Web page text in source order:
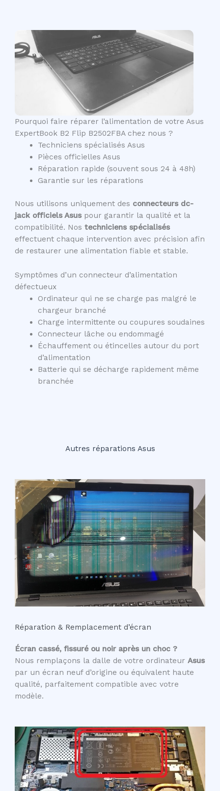
Pourquoi faire réparer l’alimentation de votre Asus
ExpertBook B2 Flip B2502FBA chez nous ?
Techniciens spécialisés Asus
Pièces officielles Asus
Réparation rapide (souvent sous 24 à 48h)
Garantie sur les réparations
Nous utilisons uniquement des connecteurs dc-
jack officiels Asuspour garantir la qualité et la
compatibilité. Nos techniciens spécialisés
effectuent chaque intervention avec précision afin
de restaurer une alimentation fiable et stable.
Symptômes d’un connecteur d’alimentation
défectueux
Ordinateur qui ne se charge pas malgré le
chargeur branché
Charge intermittente ou coupures soudaines
Connecteur lâche ou endommagé
Échauffement ou étincelles autour du port
d’alimentation
Batterie qui se décharge rapidement même
branchée
Autres réparations Asus
Réparation & Remplacement d’écran
Écran cassé, fissuré ou noir après un choc ?
Nous remplaçons la dalle de votre ordinateur Asus
par un écran neuf d’origine ou équivalent haute
qualité, parfaitement compatible avec votre
modèle.